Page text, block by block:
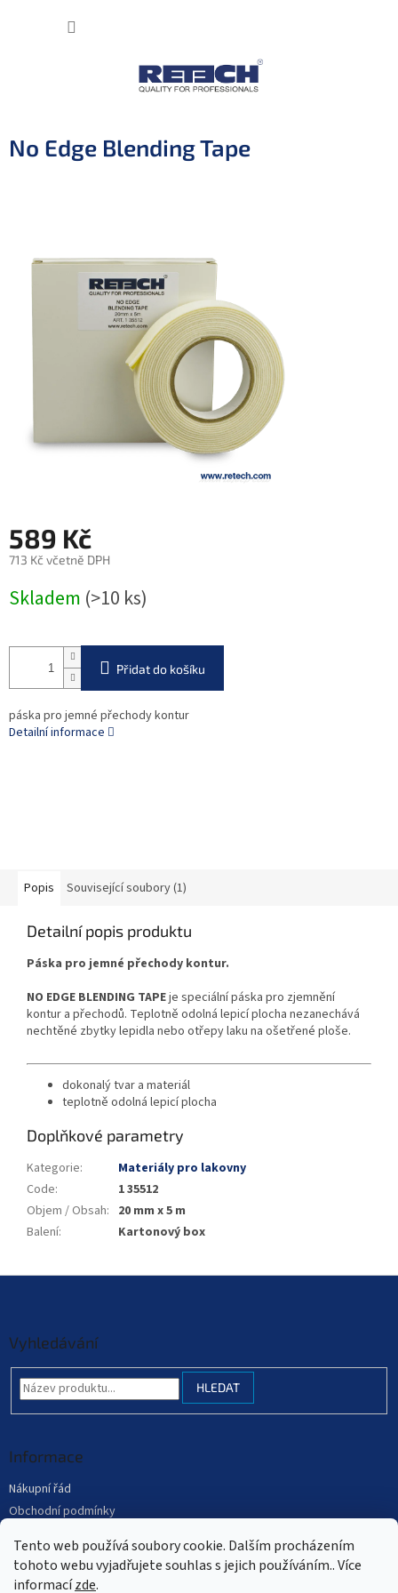
Tento web používá soubory cookie. Dalším procházením
tohoto webu vyjadřujete souhlas s jejich používáním.. Více
informacízde.
No Edge Blending Tape
589 Kč
713 Kč včetně DPH
cena:
Skladem (>10 ks)
Přidat do košíku
páska pro jemné přechody kontur
Detailní informace
Popis Související soubory (1)
Detailní popis produktu
Páska pro jemné přechody kontur.
NO EDGE BLENDING TAPEje speciální páska pro zjemnění
kontur a přechodů. Teplotně odolná lepicí plocha nezanechává
nechtěné zbytky lepidla nebo otřepy laku na ošetřené ploše.
dokonalý tvar a materiál
teplotně odolná lepicí plocha
Doplňkové parametry
Kategorie:
Materiály pro lakovny
Code:
1 35512
Objem / Obsah: 20 mm x 5 m
Balení: Kartonový box
Vyhledávání
HLEDAT
Informace
Nákupní řád
Obchodní podmínky
Mapa serveru